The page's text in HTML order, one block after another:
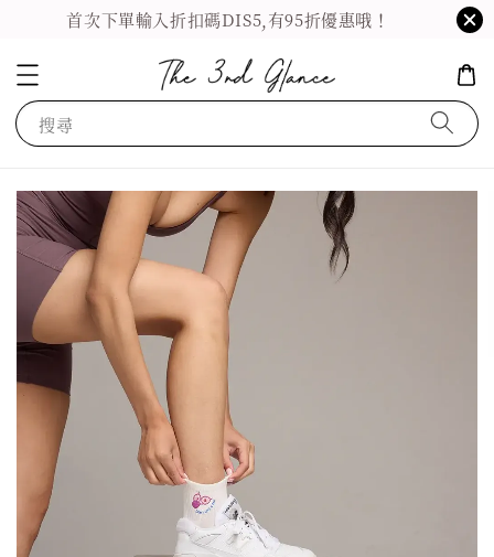
首次下單輸入折扣碼DIS5,有95折優惠哦！
搜尋